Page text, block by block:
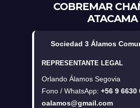
COBREMAR
ATACAMA
Sociedad 3 Álamos
REPRESENTANTE LEGAL
Orlando Álamos Segovia
Fono / WhatsApp: +56 9 6630
oalamos@gmail.com